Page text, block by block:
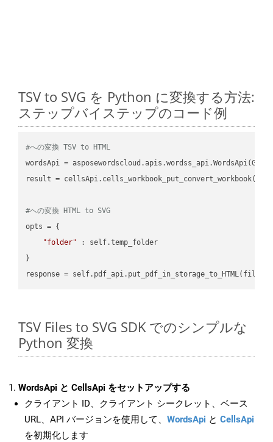
TSV to SVG を Python に変換する方法:
ステップバイステップのコード例
#への変換 TSV to HTML
wordsApi =
result =
#への変換 HTML to SVG
opts = {
"folder" : self.temp_folder
}
TSV Files to SVG SDK でのシンプルな
Python 変換
WordsApi と CellsApi をセットアップする
クライアント ID、クライアント シークレット、ベース
URL、API バージョンを使用して、 WordsApi と CellsApi
を初期化します